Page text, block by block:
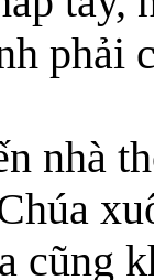
phải
nhà
cũng